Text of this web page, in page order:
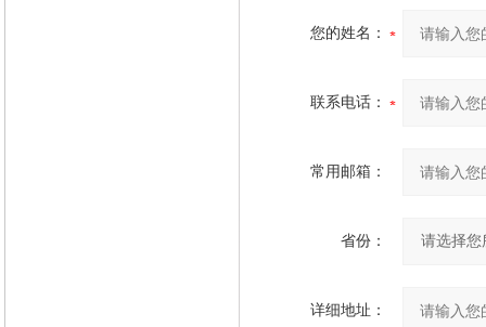
您的姓名：
联系电话：
常用邮箱：
省份：
详细地址：